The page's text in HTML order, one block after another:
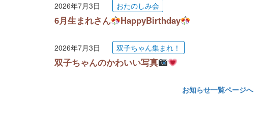
2026年7月3日 おたのしみ会
6月生まれさん HappyBirthday
2026年7月3日 双子ちゃん集まれ！
双子ちゃんのかわいい写真
お知らせ一覧ページへ